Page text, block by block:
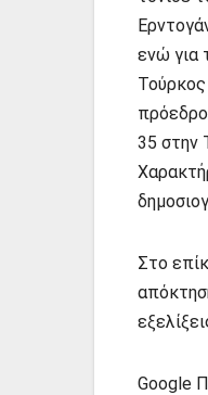
ενώ για
35 στην
Στο
Google